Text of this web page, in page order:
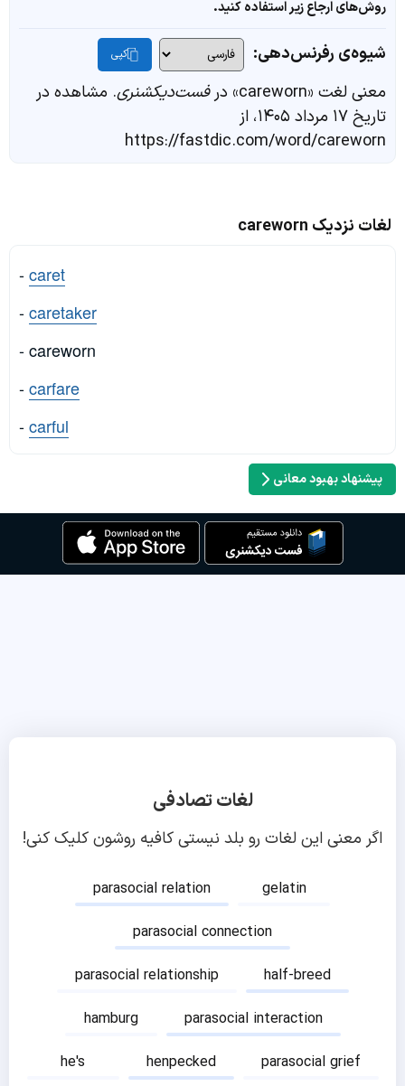
روش‌های ارجاع زیر استفاده کنید.
شیوه‌ی رفرنس‌دهی: کپی
معنی لغت «careworn» در فست‌دیکشنری. مشاهده در
تاریخ ۱۷ مرداد ۱۴۰۵، از
https://fastdic.com/word/careworn
لغات نزدیک careworn
-caret
-caretaker
- careworn
-carfare
-carful
پیشنهاد بهبود معانی
لغات تصادفی
اگر معنی این لغات رو بلد نیستی کافیه روشون کلیک کنی!
parasocial relation
gelatin
parasocial connection
parasocial relationship
half-breed
hamburg
parasocial interaction
he's
henpecked
parasocial grief